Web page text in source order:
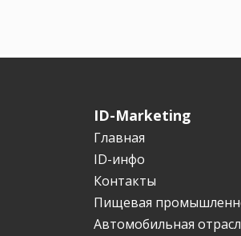
ID-Marketing
Главная
ID-инфо
Контакты
Пищевая
Автомобильная